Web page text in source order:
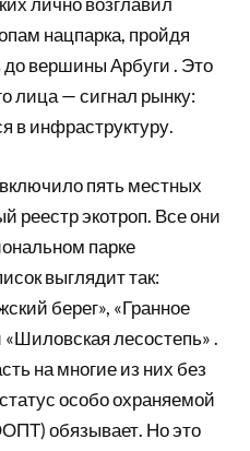
нацпарка, пройдя
вершины Арбуги . Это
лица — сигнал рынку:
в инфраструктуру.
пять местных
реестр экотроп. Все они
парке
выглядит так:
берег», «Гранное
лесостепь» .
на многие из них без
особо охраняемой
обязывает. Но это